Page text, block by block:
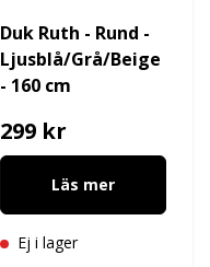
Duk Ruth - Rund -
Ljusblå/Grå/Beige
- 160 cm
299 kr
Läs mer
Ej i lager